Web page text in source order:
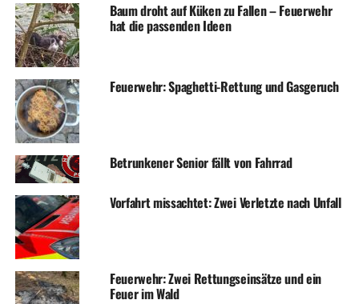
Baum droht auf Küken zu Fallen – Feuerwehr
hat die passenden Ideen
Feuerwehr: Spaghetti-Rettung und Gasgeruch
Betrunkener Senior fällt von Fahrrad
Vorfahrt missachtet: Zwei Verletzte nach Unfall
Feuerwehr: Zwei Rettungseinsätze und ein
Feuer im Wald